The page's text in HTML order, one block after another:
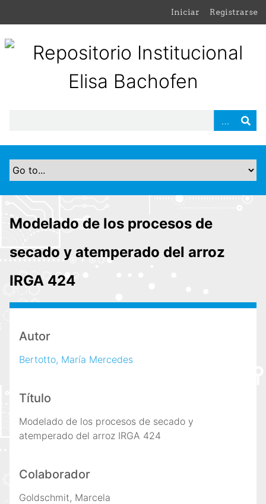
n
Iniciar Registrarse
Modelado de los procesos de
secado y atemperado del arroz
IRGA 424
Autor
Bertotto, María Mercedes
Título
Modelado de los procesos de secado y
atemperado del arroz IRGA 424
Colaborador
Goldschmit, Marcela